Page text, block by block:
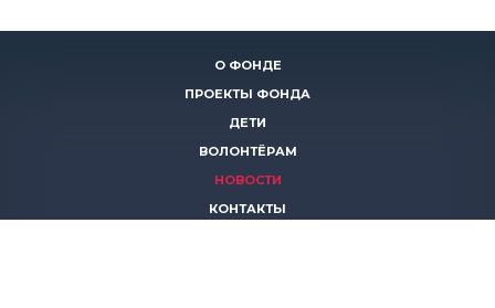
О ФОНДЕ
ПРОЕКТЫ ФОНДА
ДЕТИ
ВОЛОНТЁРАМ
НОВОСТИ
КОНТАКТЫ